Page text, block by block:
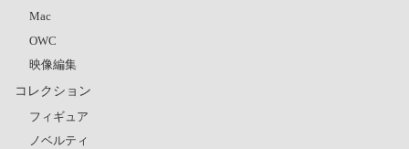
Mac
OWC
映像編集
コレクション
フィギュア
ノベルティ